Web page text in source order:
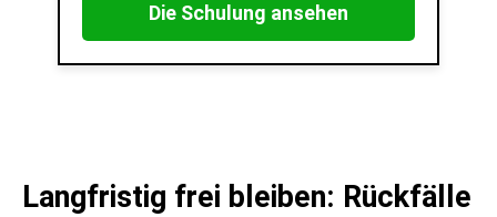
Die Schulung ansehen
Langfristig frei bleiben: Rückfälle